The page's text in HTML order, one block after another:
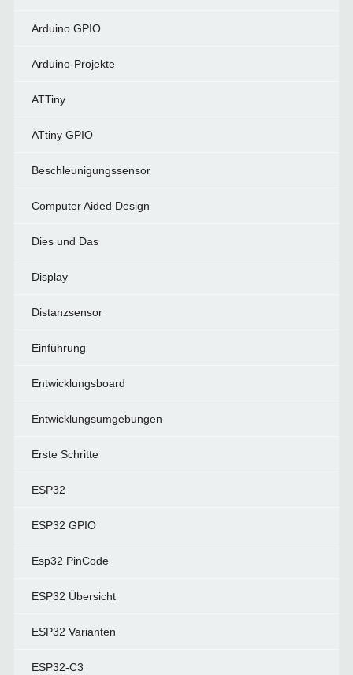
Arduino GPIO
Arduino-Projekte
ATTiny
ATtiny GPIO
Beschleunigungssensor
Computer Aided Design
Dies und Das
Display
Distanzsensor
Einführung
Entwicklungsboard
Entwicklungsumgebungen
Erste Schritte
ESP32
ESP32 GPIO
Esp32 PinCode
ESP32 Übersicht
ESP32 Varianten
ESP32-C3